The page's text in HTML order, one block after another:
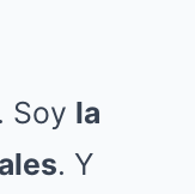
la
. Y